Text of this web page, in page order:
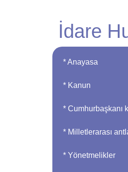
İdare
* Anayasa
* Kanun
* Cumhurbaşkanı
* Milletlerarası
* Yönetmelikler